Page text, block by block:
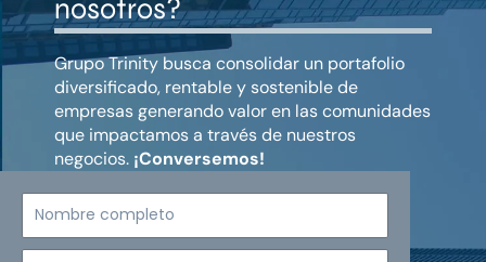
nosotros?
Grupo Trinity busca consolidar un portafolio
diversificado, rentable y sostenible de
empresas generando valor en las comunidades
que impactamos a través de nuestros
negocios. ¡Conversemos!